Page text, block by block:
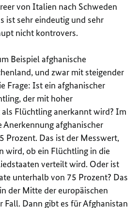
von Italien nach Schweden
ist sehr eindeutig und sehr
nicht kontrovers.
Beispiel afghanische
und zwar mit steigender
Frage: Ist ein afghanischer
der mit hoher
Flüchtling anerkannt wird? Im
afghanischer
Prozent. Das ist der Messwert,
wird, ob ein Flüchtling in die
verteilt wird. Oder ist
unterhalb von 75 Prozent? Das
der Mitte der europäischen
Fall. Dann gibt es für Afghanistan